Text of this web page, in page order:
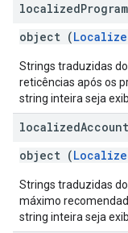
localizedProgram
object (
Strings traduzidas
reticências após os
string inteira seja
localizedAccount
object (
Strings traduzidas
máximo
string inteira seja